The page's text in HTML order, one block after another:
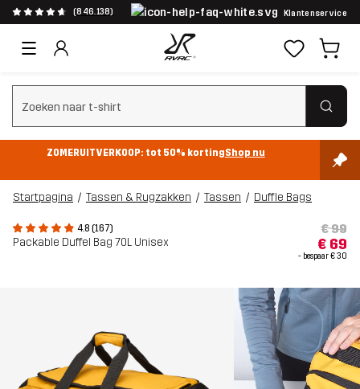
(846.138) Klantenservice
Zoeken wissen
ZOMERUITVERKOOP: tot 50% kortingShop nu
Startpagina Tassen & Rugzakken Tassen Duffle Bags
4.8 (167)
Packable Duffel Bag 70L Unisex
€ 99
€ 69
- bespaar€ 30